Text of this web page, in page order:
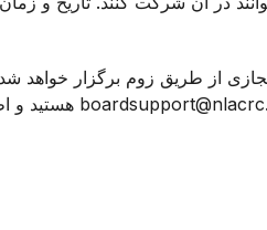
از طریق زوم برگزار خواهد